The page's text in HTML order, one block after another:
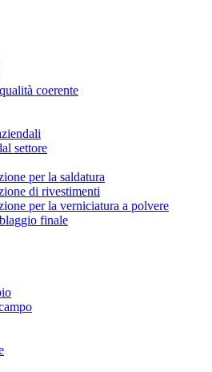
coerente
settore
per la saldatura
di rivestimenti
per la verniciatura a polvere
finale